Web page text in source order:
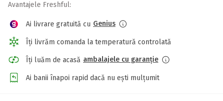
Avantajele Freshful:
Ai livrare gratuită cu Genius
Îți livrăm comanda la temperatură controlată
Îți luăm de acasă ambalajele cu garanție
Ai banii înapoi rapid dacă nu ești mulțumit